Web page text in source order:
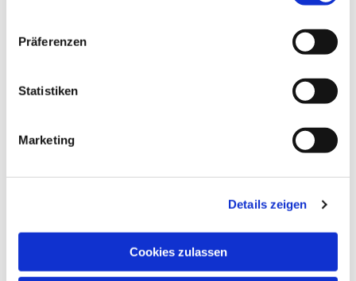
Präferenzen
Statistiken
Marketing
Details zeigen
Cookies zulassen